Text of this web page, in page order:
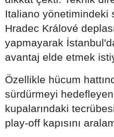
Italiano yönetimindeki
Hradec Králové
yapmayarak
avantaj elde etmek
Özellikle hücum
sürdürmeyi
kupalarındaki
play-off kapısını